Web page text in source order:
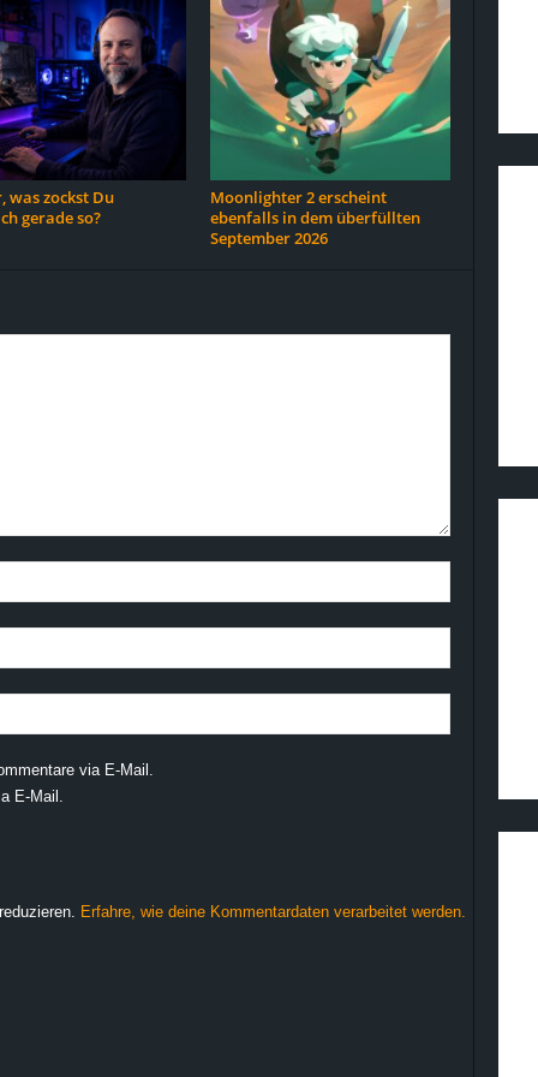
was zockst Du
gerade so?
Moonlighter 2 erscheint
ebenfalls in dem überfüllten
September 2026
via E-Mail.
E-Mail.
Erfahre, wie deine Kommentardaten verarbeitet werden.